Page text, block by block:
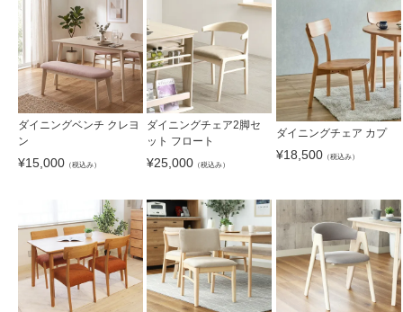
ダイニングベンチ クレヨ
ン
¥15,000 （税込み）
ダイニングチェア2脚セ
ット フロート
¥25,000 （税込み）
ダイニングチェア カプ
¥18,500（税込み）